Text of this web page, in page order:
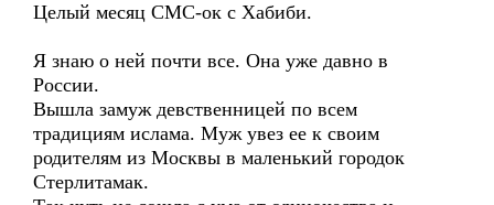
Целый месяц СМС-ок с Хабиби.
Я знаю о ней почти все. Она уже давно в
России.
Вышла замуж девственницей по всем
традициям ислама. Муж увез ее к своим
родителям из Москвы в маленький городок
Стерлитамак.